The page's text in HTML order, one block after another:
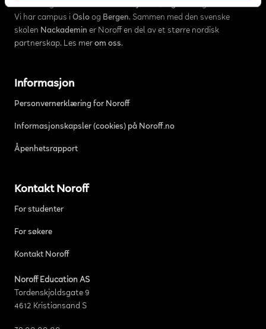
Utdanningstilbudet består avhøyskole,fagskoleognettstudier.
Vi har campus i Osloog Bergen. Sammen med den svenske
skolen Nackademin er Noroff en del av et større nordisk
partnerskap. Les mer om oss.
Informasjon
Personvernerklæring for Noroff
Informasjonskapsler (cookies) på Noroff.no
Åpenhetsrapport
Kontakt Noroff
For studenter
For søkere
Kontakt Noroff
Noroff Education AS
Tordenskjoldsgate 9
4612 Kristiansand S